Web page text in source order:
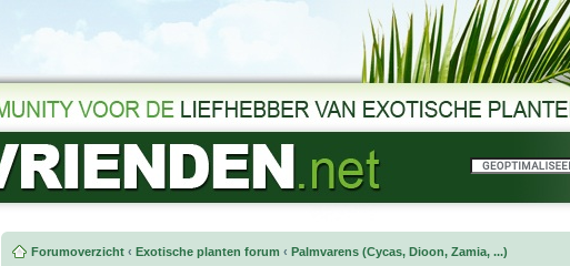
Forumoverzicht ‹ Exotische planten forum ‹ Palmvarens (Cycas, Dioon, Zamia, ...)